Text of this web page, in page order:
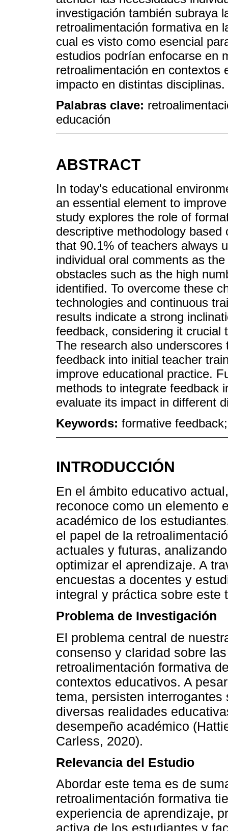
investigación también subraya
retroalimentación formativa en
cual es visto como esencial
estudios podrían enfocarse en
retroalimentación en contextos
impacto en distintas disciplinas.
Palabras clave:
educación
ABSTRACT
In today's educational
an essential element to
study explores the role of
descriptive methodology
that 90.1% of teachers always
individual oral comments as
obstacles such as the high
identified. To overcome these
technologies and continuous
results indicate a strong
feedback, considering it crucial
The research also
feedback into initial teacher
improve educational practice.
methods to integrate feedback
evaluate its impact in different
Keywords: formative
INTRODUCCIÓN
En el ámbito educativo
reconoce como un elemento
académico de los
el papel de la
actuales y futuras,
optimizar el aprendizaje. A
encuestas a docentes y
integral y práctica sobre este
Problema de Investigación
El problema central de
consenso y claridad sobre
retroalimentación formativa
contextos educativos. A
tema, persisten
diversas realidades
desempeño académico
Carless, 2020).
Relevancia del Estudio
Abordar este tema es de
retroalimentación formativa
experiencia de aprendizaje,
activa de los estudiantes y